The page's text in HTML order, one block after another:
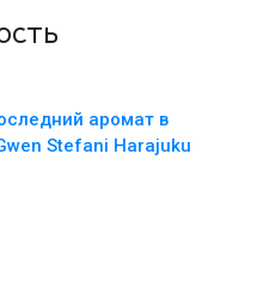
аромат в
Stefani Harajuku